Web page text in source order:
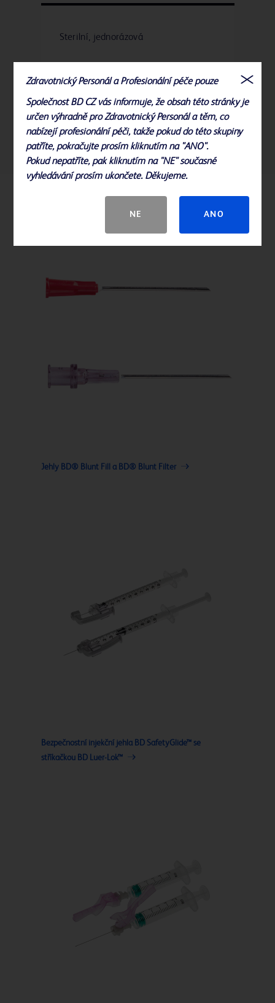
Sterilní, jednorázová
Materiál neobsahuje přírodní latex
Související produkty
Jehly BD® Blunt Fill a BD® Blunt Filter
Bezpečnostní injekční jehla BD SafetyGlide™ se
stříkačkou BD Luer-Lok™
Zdravotnický Personál a Profesionální péče pouze
Společnost BD CZ vás informuje, že obsah této stránky je
určen výhradně pro Zdravotnický Personál a těm, co
nabízejí profesionální péči, takže pokud do této skupiny
patříte, pokračujte prosím kliknutím na "ANO".
Pokud nepatříte, pak kliknutím na "NE" současné
vyhledávání prosím ukončete. Děkujeme.
NE ANO